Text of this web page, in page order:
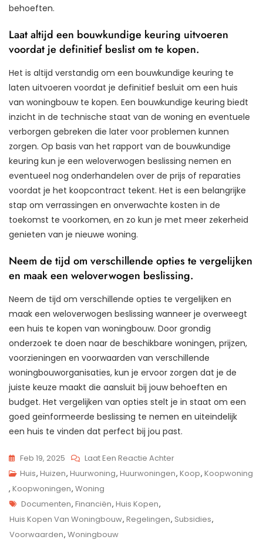
behoeften.
Laat altijd een bouwkundige keuring uitvoeren
voordat je definitief beslist om te kopen.
Het is altijd verstandig om een bouwkundige keuring te
laten uitvoeren voordat je definitief besluit om een huis
van woningbouw te kopen. Een bouwkundige keuring biedt
inzicht in de technische staat van de woning en eventuele
verborgen gebreken die later voor problemen kunnen
zorgen. Op basis van het rapport van de bouwkundige
keuring kun je een weloverwogen beslissing nemen en
eventueel nog onderhandelen over de prijs of reparaties
voordat je het koopcontract tekent. Het is een belangrijke
stap om verrassingen en onverwachte kosten in de
toekomst te voorkomen, en zo kun je met meer zekerheid
genieten van je nieuwe woning.
Neem de tijd om verschillende opties te vergelijken
en maak een weloverwogen beslissing.
Neem de tijd om verschillende opties te vergelijken en
maak een weloverwogen beslissing wanneer je overweegt
een huis te kopen van woningbouw. Door grondig
onderzoek te doen naar de beschikbare woningen, prijzen,
voorzieningen en voorwaarden van verschillende
woningbouworganisaties, kun je ervoor zorgen dat je de
juiste keuze maakt die aansluit bij jouw behoeften en
budget. Het vergelijken van opties stelt je in staat om een
goed geïnformeerde beslissing te nemen en uiteindelijk
een huis te vinden dat perfect bij jou past.
Feb 19, 2025 Laat Een Reactie AchterOp
Voordelen
Kopen
Huis, Huizen, Huurwoning, Huurwoningen, Koop, Koopwoning
, Koopwoningen, Woning
Tags
Documenten, Financiën, Huis Kopen,
Huis Kopen Van Woningbouw, Regelingen, Subsidies,
Voorwaarden, Woningbouw